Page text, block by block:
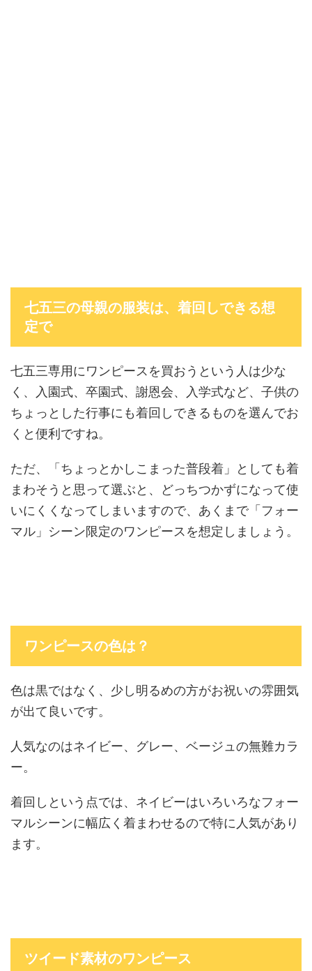
七五三の母親の服装は、着回しできる想
定で
七五三専用にワンピースを買おうという人は少な
く、入園式、卒園式、謝恩会、入学式など、子供の
ちょっとした行事にも着回しできるものを選んでお
くと便利ですね。
ただ、「ちょっとかしこまった普段着」としても着
まわそうと思って選ぶと、どっちつかずになって使
いにくくなってしまいますので、あくまで「フォー
マル」シーン限定のワンピースを想定しましょう。
ワンピースの色は？
色は黒ではなく、少し明るめの方がお祝いの雰囲気
が出て良いです。
人気なのはネイビー、グレー、ベージュの無難カラ
ー。
着回しという点では、ネイビーはいろいろなフォー
マルシーンに幅広く着まわせるので特に人気があり
ます。
ツイード素材のワンピース